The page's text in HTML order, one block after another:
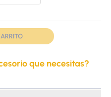
que necesitas?